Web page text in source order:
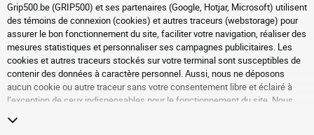
Grip500.be (GRIP500) et ses partenaires (Google, Hotjar, Microsoft) utilisent
des témoins de connexion (cookies) et autres traceurs (webstorage) pour
assurer le bon fonctionnement du site, faciliter votre navigation, réaliser des
mesures statistiques et personnaliser ses campagnes publicitaires. Les
cookies et autres traceurs stockés sur votre terminal sont susceptibles de
contenir des données à caractère personnel. Aussi, nous ne déposons
aucun cookie ou autre traceur sans votre consentement libre et éclairé à
l’exception de ceux indispensables pour le fonctionnement du site. Nous
consentement à tout moment en vous rendant sur la